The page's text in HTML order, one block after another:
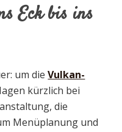
Eck bis ins
um dieVulkan-
kürzlich bei
die
Menüplanung und